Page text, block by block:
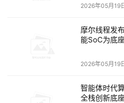
CCF高专委副
12月13日是CCF HPC China
幕式及特邀主题报告都在这一天
2026年05月19
摩尔线程发
能SoC为底
2026年05月19
智能体时代
全栈创新底